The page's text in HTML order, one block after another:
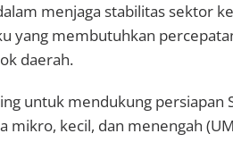
menjaga stabilitas sektor
yang membutuhkan
daerah.
untuk mendukung persiapan
mikro, kecil, dan menengah